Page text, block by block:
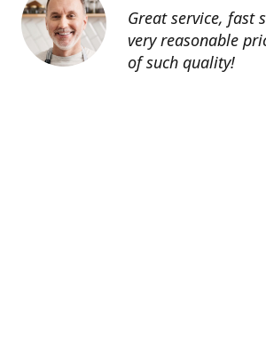
Great service, fast
very reasonable
of such quality!